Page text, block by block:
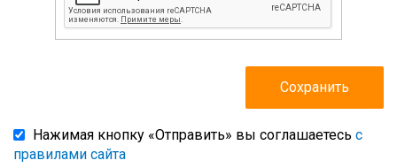
Нажимая кнопку «Отправить» вы соглашаетесь с
правилами сайта